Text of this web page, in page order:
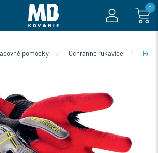
0
pomôcky Ochranné rukavice